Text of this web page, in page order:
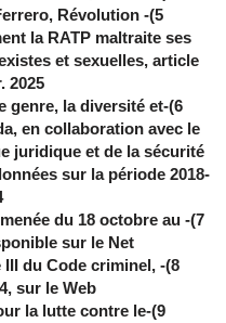
Révolution
la RATP maltraite ses
et sexuelles, article
2025.
genre, la diversité et
en collaboration avec le
juridique et de la sécurité
sur la période 2018-
menée du 18 octobre au
sur le Net
III du Code criminel,
sur le Web.
la lutte contre le